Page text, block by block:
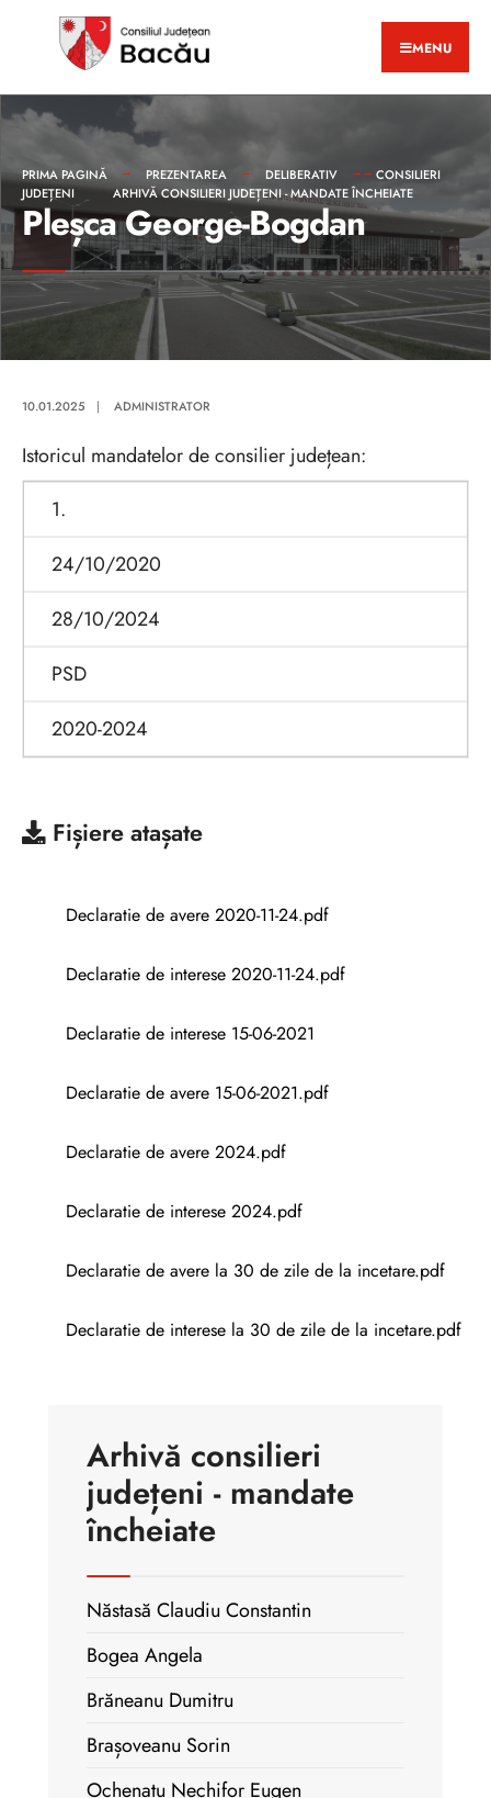
MENU
PRIMA PAGINĂ PREZENTAREA DELIBERATIV
CONSILIERI
JUDEȚENI
ARHIVĂ CONSILIERI JUDEȚENI - MANDATE ÎNCHEIATE
Pleșca George-Bogdan
10.01.2025 | ADMINISTRATOR
Istoricul mandatelor de consilier județean:
1.
24/10/2020
28/10/2024
PSD
2020-2024
Fișiere atașate
Declaratie de avere 2020-11-24.pdf
Declaratie de interese 2020-11-24.pdf
Declaratie de interese 15-06-2021
Declaratie de avere 15-06-2021.pdf
Declaratie de avere 2024.pdf
Declaratie de interese 2024.pdf
Declaratie de avere la 30 de zile de la incetare.pdf
Declaratie de interese la 30 de zile de la incetare.pdf
Arhivă consilieri
județeni - mandate
încheiate
Năstasă Claudiu Constantin
Bogea Angela
Brăneanu Dumitru
Brașoveanu Sorin
Ochenatu Nechifor Eugen